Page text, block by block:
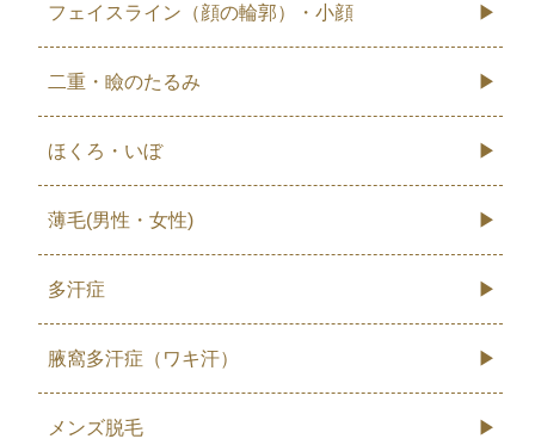
フェイスライン（顔の輪郭）・小顔
二重・瞼のたるみ
ほくろ・いぼ
薄毛(男性・女性)
多汗症
腋窩多汗症（ワキ汗）
メンズ脱毛